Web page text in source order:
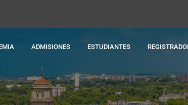
ADMISIONES ESTUDIANTES